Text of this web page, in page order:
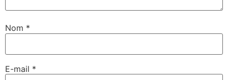
Nom *
E-mail *